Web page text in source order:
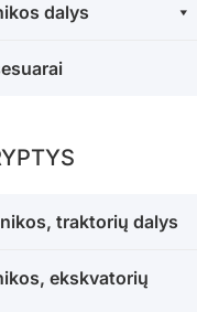
dalys
traktorių dalys
ekskvatorių